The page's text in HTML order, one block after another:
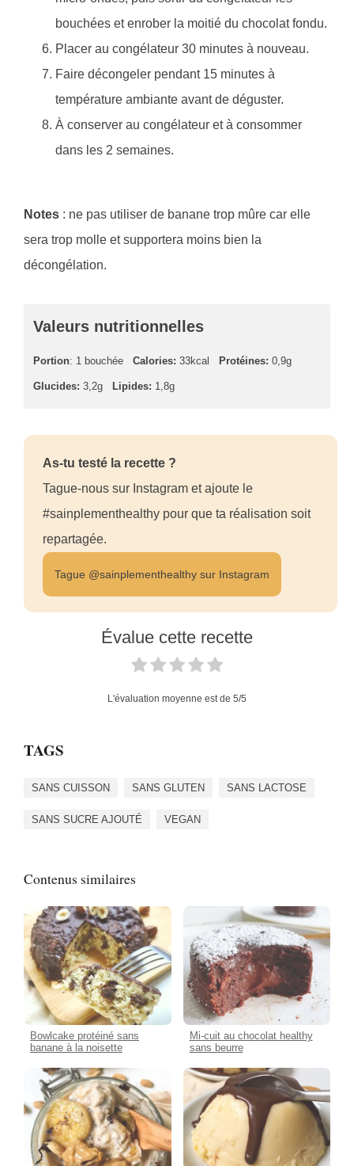
bouchées et enrober la moitié du chocolat fondu.
Placer au congélateur 30 minutes à nouveau.
Faire décongeler pendant 15 minutes à
température ambiante avant de déguster.
À conserver au congélateur et à consommer
dans les 2 semaines.
Notes : ne pas utiliser de banane trop mûre car elle
sera trop molle et supportera moins bien la
décongélation.
Valeurs nutritionnelles
Portion: 1 bouchée Calories: 33kcal Protéines: 0,9g
Glucides: 3,2g Lipides: 1,8g
As-tu testé la recette ?
Tague-nous sur Instagram et ajoute le
#sainplementhealthy pour que ta réalisation soit
repartagée.
Tague @sainplementhealthy sur Instagram
Évalue cette recette
L'évaluation moyenne est de 5/5
TAGS
SANS CUISSON SANS GLUTEN SANS LACTOSE
SANS SUCRE AJOUTÉ VEGAN
Contenus similaires
Bowlcake protéiné sans
banane à la noisette
Mi-cuit au chocolat healthy
sans beurre